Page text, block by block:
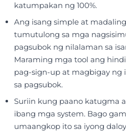
katumpakan ng 100%.
Ang isang simple at
tumutulong sa mga
pagsubok ng nilalaman sa
Maraming mga tool ang
pag-sign-up at magbigay ng
sa pagsubok.
Suriin kung paano katugma
ibang mga system. Bago
umaangkop ito sa iyong